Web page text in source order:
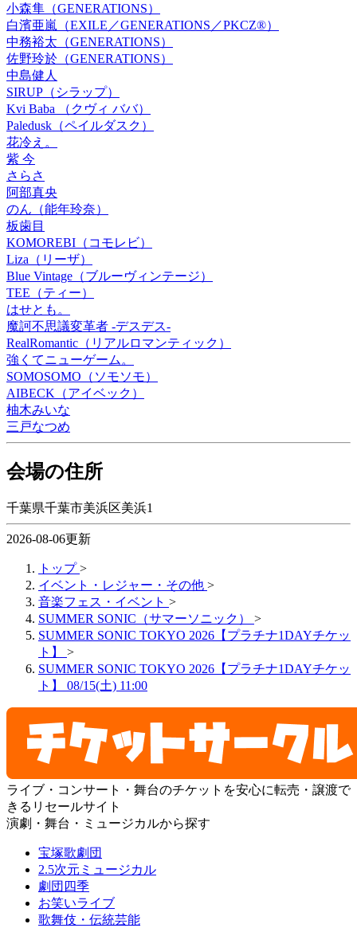
小森隼（GENERATIONS）
白濱亜嵐（EXILE／GENERATIONS／PKCZ®）
中務裕太（GENERATIONS）
佐野玲於（GENERATIONS）
中島健人
SIRUP（シラップ）
Kvi Baba （クヴィ ババ）
Paledusk（ペイルダスク）
花冷え。
紫 今
さらさ
阿部真央
のん（能年玲奈）
板歯目
KOMOREBI（コモレビ）
Liza（リーザ）
Blue Vintage（ブルーヴィンテージ）
TEE（ティー）
はせとも。
魔訶不思議変革者 -デスデス-
RealRomantic（リアルロマンティック）
強くてニューゲーム。
SOMOSOMO（ソモソモ）
AIBECK（アイベック）
柚木みいな
三戸なつめ
会場の住所
千葉県千葉市美浜区美浜1
2026-08-06更新
トップ >
イベント・レジャー・その他 >
音楽フェス・イベント >
SUMMER SONIC（サマーソニック）
>
SUMMER SONIC TOKYO 2026【プラチナ1DAYチケッ
ト】
>
SUMMER SONIC TOKYO 2026【プラチナ1DAYチケッ
ト】 08/15(土) 11:00
ライブ・コンサート・舞台のチケットを安心に転売・譲渡で
きるリセールサイト
演劇・舞台・ミュージカルから探す
宝塚歌劇団
2.5次元ミュージカル
劇団四季
お笑いライブ
歌舞伎・伝統芸能